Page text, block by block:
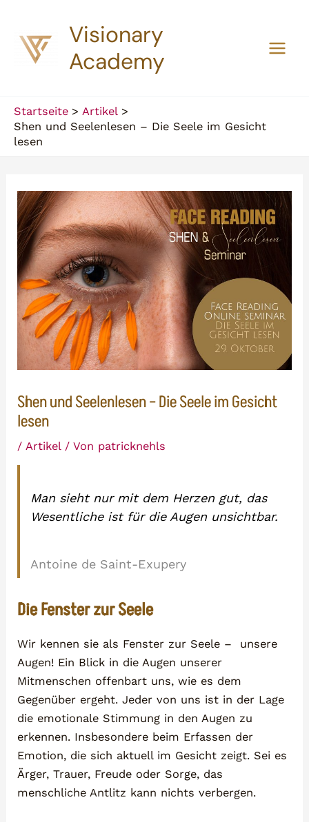
springen
Visionary
Academy
Startseite
Artikel
Shen und Seelenlesen – Die Seele im Gesicht
lesen
Shen und Seelenlesen – Die Seele im Gesicht
lesen
/ Artikel / Von patricknehls
Man sieht nur mit dem Herzen gut, das
Wesentliche ist für die Augen unsichtbar.
Antoine de Saint-Exupery
Die Fenster zur Seele
Wir kennen sie als Fenster zur Seele – unsere
Augen! Ein Blick in die Augen unserer
Mitmenschen offenbart uns, wie es dem
Gegenüber ergeht. Jeder von uns ist in der Lage
die emotionale Stimmung in den Augen zu
erkennen. Insbesondere beim Erfassen der
Emotion, die sich aktuell im Gesicht zeigt. Sei es
Ärger, Trauer, Freude oder Sorge, das
menschliche Antlitz kann nichts verbergen.